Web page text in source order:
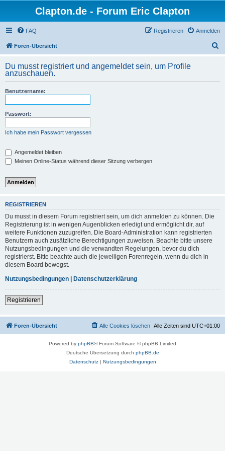
Clapton.de - Forum Eric Clapton
FAQ Anmelden
Registrieren
Foren-Übersicht
h
Du musst registriert und angemeldet sein, um Profile
anzuschauen.
Benutzername:
Passwort:
Ich habe mein Passwort vergessen
Angemeldet bleiben
Meinen Online-Status während dieser Sitzung verbergen
REGISTRIEREN
Du musst in diesem Forum registriert sein, um dich anmelden zu können. Die
Registrierung ist in wenigen Augenblicken erledigt und ermöglicht dir, auf
weitere Funktionen zuzugreifen. Die Board-Administration kann registrierten
Benutzern auch zusätzliche Berechtigungen zuweisen. Beachte bitte unsere
Nutzungsbedingungen und die verwandten Regelungen, bevor du dich
registrierst. Bitte beachte auch die jeweiligen Forenregeln, wenn du dich in
diesem Board bewegst.
Nutzungsbedingungen | Datenschutzerklärung
Registrieren
Foren-Übersicht Alle Zeiten sind UTC+01:00
Alle Cookies löschen
Powered by phpBB® Forum Software © phpBB Limited
Deutsche Übersetzung durch phpBB.de
Datenschutz| Nutzungsbedingungen